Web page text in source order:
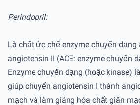
Perindopril:
Là chất ức chế enzyme chuyển dạng
angiotensin II (ACE: enzyme chuyển
Enzyme chuyển dạng (hoặc kinase)
giúp chuyển angiotensin I thành
mạch và làm giáng hóa chất giãn